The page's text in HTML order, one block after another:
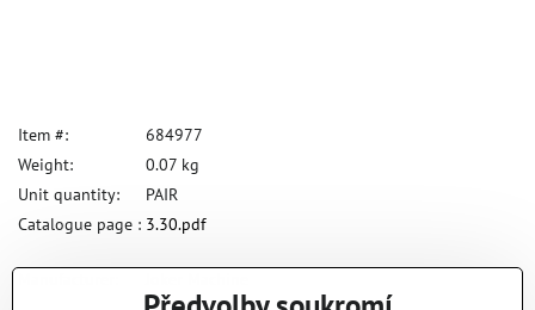
Item #:
684977
Weight:
0.07 kg
Unit quantity:
PAIR
Catalogue page : 3.30.pdf